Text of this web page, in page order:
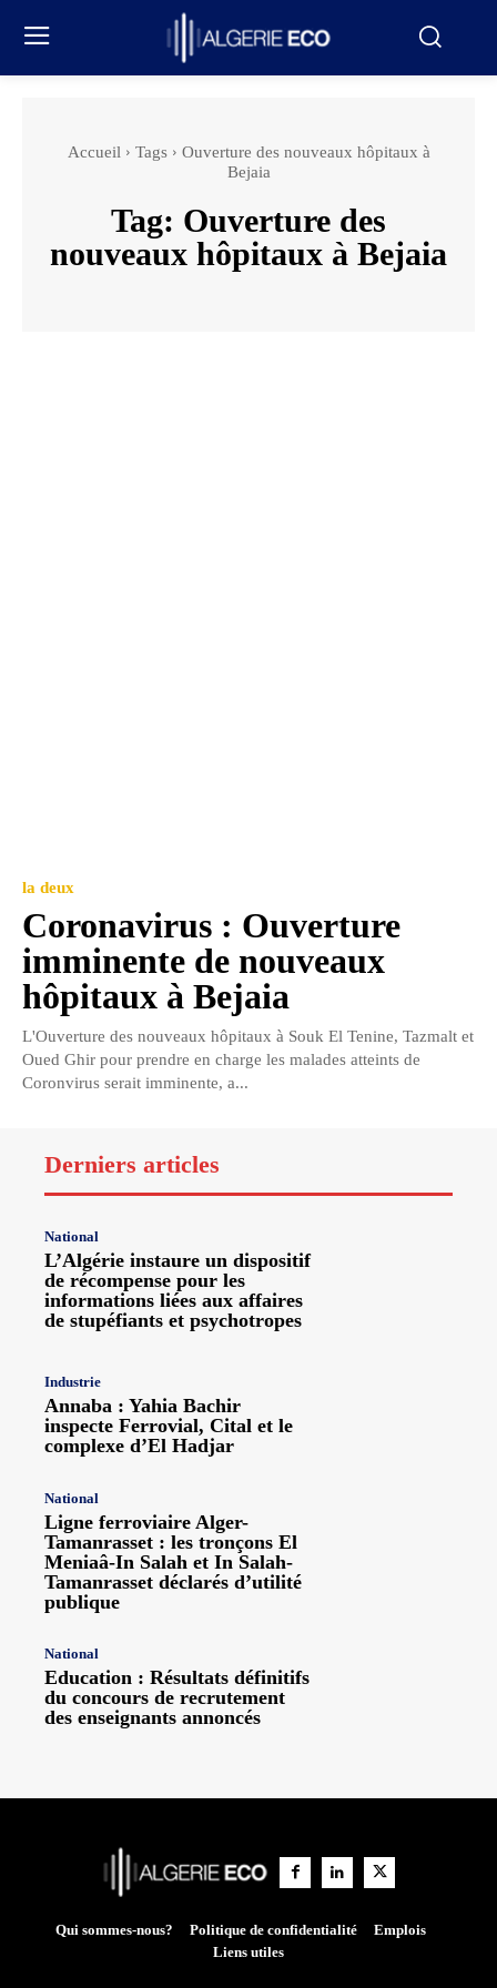
Accueil Tags
Ouverture des nouveaux hôpitaux à
Bejaia
Tag: Ouverture des
nouveaux hôpitaux à Bejaia
la deux
Coronavirus : Ouverture
imminente de nouveaux
hôpitaux à Bejaia
L'Ouverture des nouveaux hôpitaux à Souk El Tenine, Tazmalt et
Oued Ghir pour prendre en charge les malades atteints de
Coronvirus serait imminente, a...
Derniers articles
National
L’Algérie instaure un dispositif
de récompense pour les
informations liées aux affaires
de stupéfiants et psychotropes
Industrie
Annaba : Yahia Bachir
inspecte Ferrovial, Cital et le
complexe d’El Hadjar
National
Ligne ferroviaire Alger-
Tamanrasset : les tronçons El
Meniaâ-In Salah et In Salah-
Tamanrasset déclarés d’utilité
publique
National
Education : Résultats définitifs
du concours de recrutement
des enseignants annoncés
Qui sommes-nous? Politique de confidentialité
Emplois
Liens utiles